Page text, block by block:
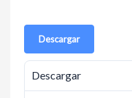
Descargar
Descargar